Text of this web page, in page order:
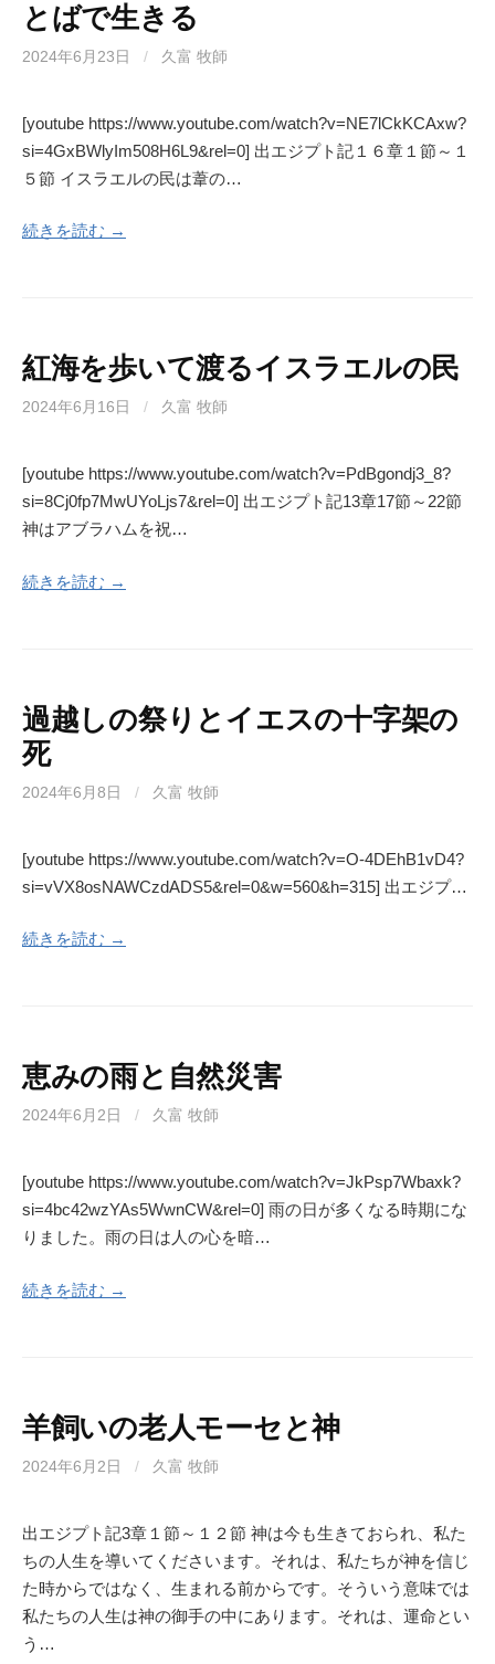
とばで生きる
2024年6月23日 / 久富 牧師
[youtube https://www.youtube.com/watch?v=NE7lCkKCAxw?
si=4GxBWlyIm508H6L9&rel=0] 出エジプト記１６章１節～１
５節 イスラエルの民は葦の…
続きを読む →
紅海を歩いて渡るイスラエルの民
2024年6月16日 / 久富 牧師
[youtube https://www.youtube.com/watch?v=PdBgondj3_8?
si=8Cj0fp7MwUYoLjs7&rel=0] 出エジプト記13章17節～22節
神はアブラハムを祝…
続きを読む →
過越しの祭りとイエスの十字架の
死
2024年6月8日 / 久富 牧師
[youtube https://www.youtube.com/watch?v=O-4DEhB1vD4?
si=vVX8osNAWCzdADS5&rel=0&w=560&h=315] 出エジプ…
続きを読む →
恵みの雨と自然災害
2024年6月2日 / 久富 牧師
[youtube https://www.youtube.com/watch?v=JkPsp7Wbaxk?
si=4bc42wzYAs5WwnCW&rel=0] 雨の日が多くなる時期にな
りました。雨の日は人の心を暗…
続きを読む →
羊飼いの老人モーセと神
2024年6月2日 / 久富 牧師
出エジプト記3章１節～１２節 神は今も生きておられ、私た
ちの人生を導いてくださいます。それは、私たちが神を信じ
た時からではなく、生まれる前からです。そういう意味では
私たちの人生は神の御手の中にあります。それは、運命とい
う…